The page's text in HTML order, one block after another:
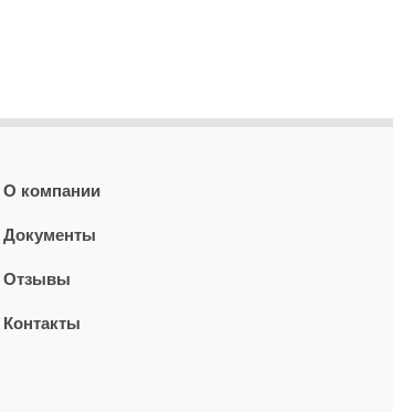
О компании
Документы
Отзывы
Контакты